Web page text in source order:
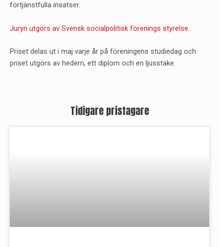
förtjänstfulla insatser.
Juryn utgörs av Svensk socialpolitisk förenings styrelse.
Priset delas ut i maj varje år på föreningens studiedag och
priset utgörs av hedern, ett diplom och en ljusstake.
Tidigare pristagare